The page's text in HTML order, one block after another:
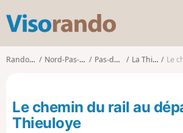
s
d
Randonnées Nord-Pas-de-Calais Pas-de-Calais La Thieuloye Le
Le chemin du rail au
Thieuloye